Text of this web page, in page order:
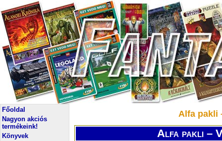
Főoldal
Nagyon akciós
termékeink!
Könyvek
Alfa pakli
Alfa pakli –